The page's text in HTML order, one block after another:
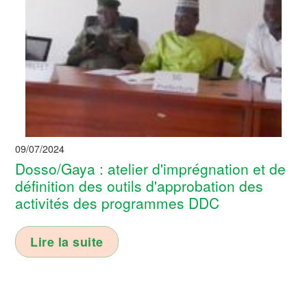
09/07/2024
Dosso/Gaya : atelier d'imprégnation et de
définition des outils d'approbation des
activités des programmes DDC
Lire la suite